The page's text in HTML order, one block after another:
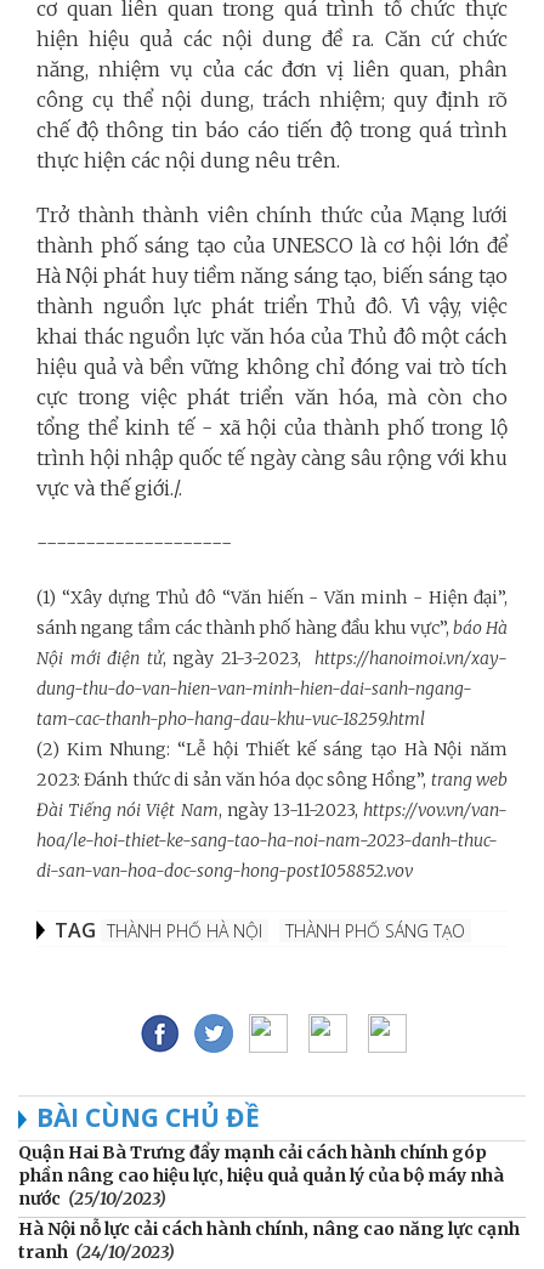
cơ quan liên quan trong quá trình tổ chức thực
hiện hiệu quả các nội dung đề ra. Căn cứ chức
năng, nhiệm vụ của các đơn vị liên quan, phân
công cụ thể nội dung, trách nhiệm; quy định rõ
chế độ thông tin báo cáo tiến độ trong quá trình
thực hiện các nội dung nêu trên.
Trở thành thành viên chính thức của Mạng lưới
thành phố sáng tạo của UNESCO là cơ hội lớn để
Hà Nội phát huy tiềm năng sáng tạo, biến sáng tạo
thành nguồn lực phát triển Thủ đô. Vì vậy, việc
khai thác nguồn lực văn hóa của Thủ đô một cách
hiệu quả và bền vững không chỉ đóng vai trò tích
cực trong việc phát triển văn hóa, mà còn cho
tổng thể kinh tế - xã hội của thành phố trong lộ
trình hội nhập quốc tế ngày càng sâu rộng với khu
vực và thế giới./.
--------------------
(1) “Xây dựng Thủ đô “Văn hiến - Văn minh - Hiện đại”,
sánh ngang tầm các thành phố hàng đầu khu vực”, báo Hà
Nội mới điện tử, ngày 21-3-2023,https://hanoimoi.vn/xay-
dung-thu-do-van-hien-van-minh-hien-dai-sanh-ngang-
tam-cac-thanh-pho-hang-dau-khu-vuc-18259.html
(2) Kim Nhung: “Lễ hội Thiết kế sáng tạo Hà Nội năm
2023: Đánh thức di sản văn hóa dọc sông Hồng”, trang web
Đài Tiếng nói Việt Nam, ngày 13-11-2023,https://vov.vn/van-
hoa/le-hoi-thiet-ke-sang-tao-ha-noi-nam-2023-danh-thuc-
di-san-van-hoa-doc-song-hong-post1058852.vov
TAG THÀNH PHỐ HÀ NỘI THÀNH PHỐ SÁNG TẠO
BÀI CÙNG CHỦ ĐỀ
Quận Hai Bà Trưng đẩy mạnh cải cách hành chính góp
phần nâng cao hiệu lực, hiệu quả quản lý của bộ máy nhà
nước (25/10/2023)
Hà Nội nỗ lực cải cách hành chính, nâng cao năng lực cạnh
tranh (24/10/2023)